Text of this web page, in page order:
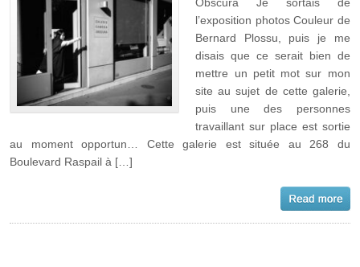
l’exposition photos Couleur de
Bernard Plossu, puis je me
disais que ce serait bien de
mettre un petit mot sur mon
site au sujet de cette galerie,
puis une des personnes
travaillant sur place est sortie
au moment opportun… Cette galerie est située au 268 du
Boulevard Raspail à […]